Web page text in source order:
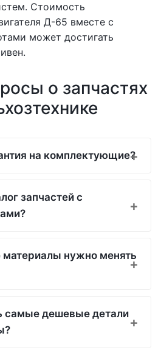
Стоимость
Д-65 вместе с
может достигать
о запчастях
на комплектующие?
запчастей с
нужно менять
самые дешевые детали